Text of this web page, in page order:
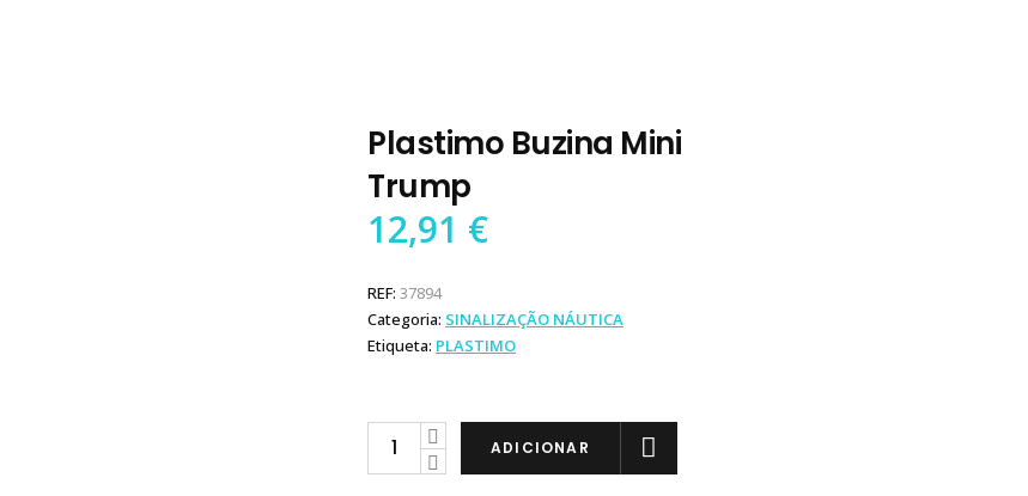
Plastimo Buzina Mini
Trump
12,91 €
REF: 37894
Categoria: SINALIZAÇÃO NÁUTICA
Etiqueta: PLASTIMO
Plastimo
ADICIONAR